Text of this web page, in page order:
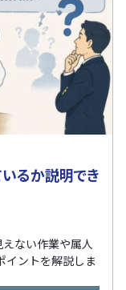
るか説明でき
ない作業や属人
イントを解説しま